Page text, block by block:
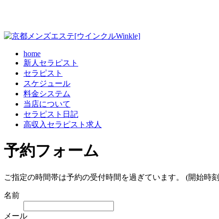
home
新人セラピスト
セラピスト
スケジュール
料金システム
当店について
セラピスト日記
高収入セラピスト求人
予約フォーム
ご指定の時間帯は予約の受付時間を過ぎています。 (開始時
名前
メール